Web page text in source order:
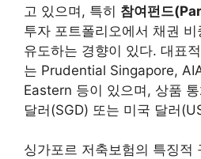
고 있으며, 특히 참여펀드
투자 포트폴리오에서 채권
유도하는 경향이 있다. 대표
는 Prudential Singapore,
Eastern 등이 있으며, 상품
달러(SGD) 또는 미국 달러
싱가포르 저축보험의 특징적